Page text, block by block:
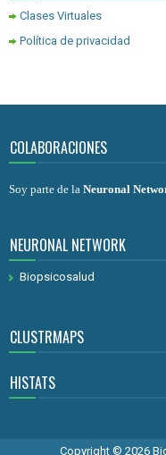
Clases Virtuales
Política de privacidad
COLABORACIONES
Soy parte de la Neuronal
NEURONAL NETWORK
Biopsicosalud
CLUSTRMAPS
HISTATS
Copyright © 2026